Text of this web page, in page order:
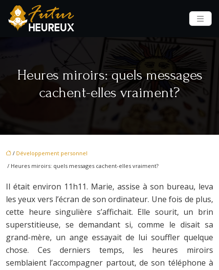
Heures miroirs: quels messages
cachent-elles vraiment?
/ Développement personnel
/ Heures miroirs: quels messages cachent-elles vraiment?
Il était environ 11h11. Marie, assise à son bureau, leva
les yeux vers l’écran de son ordinateur. Une fois de plus,
cette heure singulière s’affichait. Elle sourit, un brin
superstitieuse, se demandant si, comme le disait sa
grand-mère, un ange essayait de lui souffler quelque
chose. Ces derniers temps, les heures miroirs
semblaient l’accompagner partout, de son téléphone à